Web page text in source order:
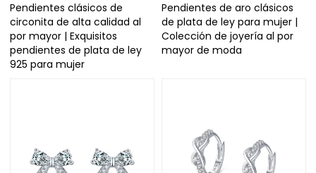
Pendientes clásicos de
circonita de alta calidad al
por mayor | Exquisitos
pendientes de plata de ley
925 para mujer
Pendientes de aro clásicos
de plata de ley para mujer |
Colección de joyería al por
mayor de moda